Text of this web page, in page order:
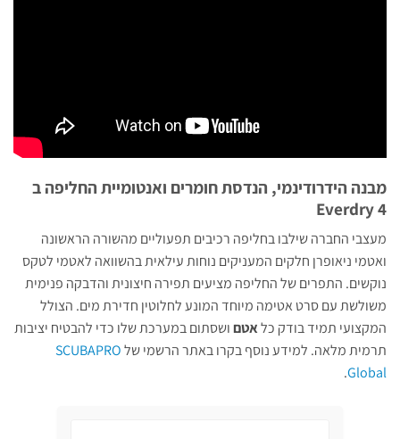
מבנה הידרודינמי, הנדסת חומרים ואנטומיית החליפה ב
Everdry 4
מעצבי החברה שילבו בחליפה רכיבים תפעוליים מהשורה הראשונה
ואטמי ניאופרן חלקים המעניקים נוחות עילאית בהשוואה לאטמי לטקס
נוקשים. התפרים של החליפה מציעים תפירה חיצונית והדבקה פנימית
משולשת עם סרט אטימה מיוחד המונע לחלוטין חדירת מים. הצולל
המקצועי תמיד בודק כלאטםושסתום במערכת שלו כדי להבטיח יציבות
תרמית מלאה. למידע נוסף בקרו באתר הרשמי שלSCUBAPRO
Global
.